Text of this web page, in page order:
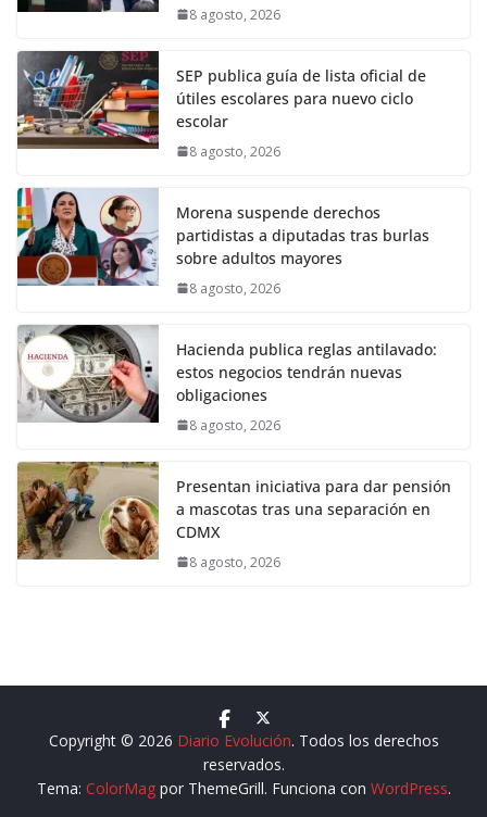
8 agosto, 2026
SEP publica guía de lista oficial de
útiles escolares para nuevo ciclo
escolar
8 agosto, 2026
Morena suspende derechos
partidistas a diputadas tras burlas
sobre adultos mayores
8 agosto, 2026
Hacienda publica reglas antilavado:
estos negocios tendrán nuevas
obligaciones
8 agosto, 2026
Presentan iniciativa para dar pensión
a mascotas tras una separación en
CDMX
8 agosto, 2026
Copyright © 2026 Diario Evolución. Todos los derechos
reservados.
Tema: ColorMagpor ThemeGrill. Funciona con WordPress.